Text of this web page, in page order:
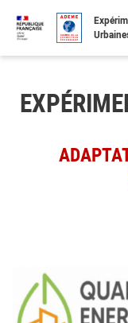
contenu
une
recherche